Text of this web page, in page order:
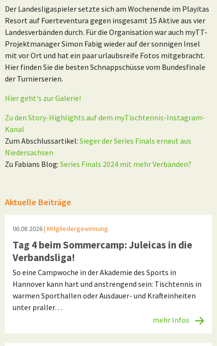
Der Landesligaspieler setzte sich am Wochenende im Playitas
Resort auf Fuerteventura gegen insgesamt 15 Aktive aus vier
Landesverbänden durch. Für die Organisation war auch myTT-
Projektmanager Simon Fabig wieder auf der sonnigen Insel
mit vor Ort und hat ein paar urlaubsreife Fotos mitgebracht.
Hier finden Sie die besten Schnappschüsse vom Bundesfinale
der Turnierserien.
Hier geht's zur Galerie!
Zu den Story-Highlights auf dem myTischtennis-Instagram-
Kanal
Zum Abschlussartikel: Sieger der Series Finals erneut aus
Niedersachsen
Zu Fabians Blog: Series Finals 2024 mit mehr Verbänden?
Aktuelle Beiträge
06.08.2026| Mitgliedergewinnung
Tag 4 beim Sommercamp: Juleicas in die
Verbandsliga!
So eine Campwoche in der Akademie des Sports in
Hannover kann hart und anstrengend sein: Tischtennis in
warmen Sporthallen oder Ausdauer- und Krafteinheiten
unter praller…
mehr Infos